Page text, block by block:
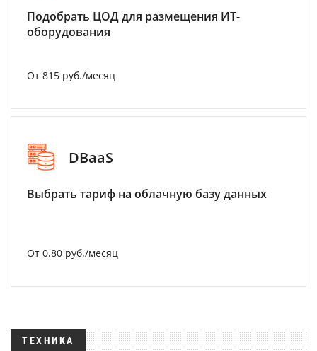
Подобрать ЦОД для размещения ИТ-
оборудования
От 815 руб./месяц
DBaaS
Выбрать тариф на облачную базу данных
От 0.80 руб./месяц
ТЕХНИКА